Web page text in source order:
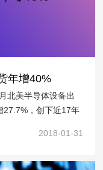
年增40%
北美半导体设备出
27.7%，创下近17年
导体设备出货年增
2018-01-31